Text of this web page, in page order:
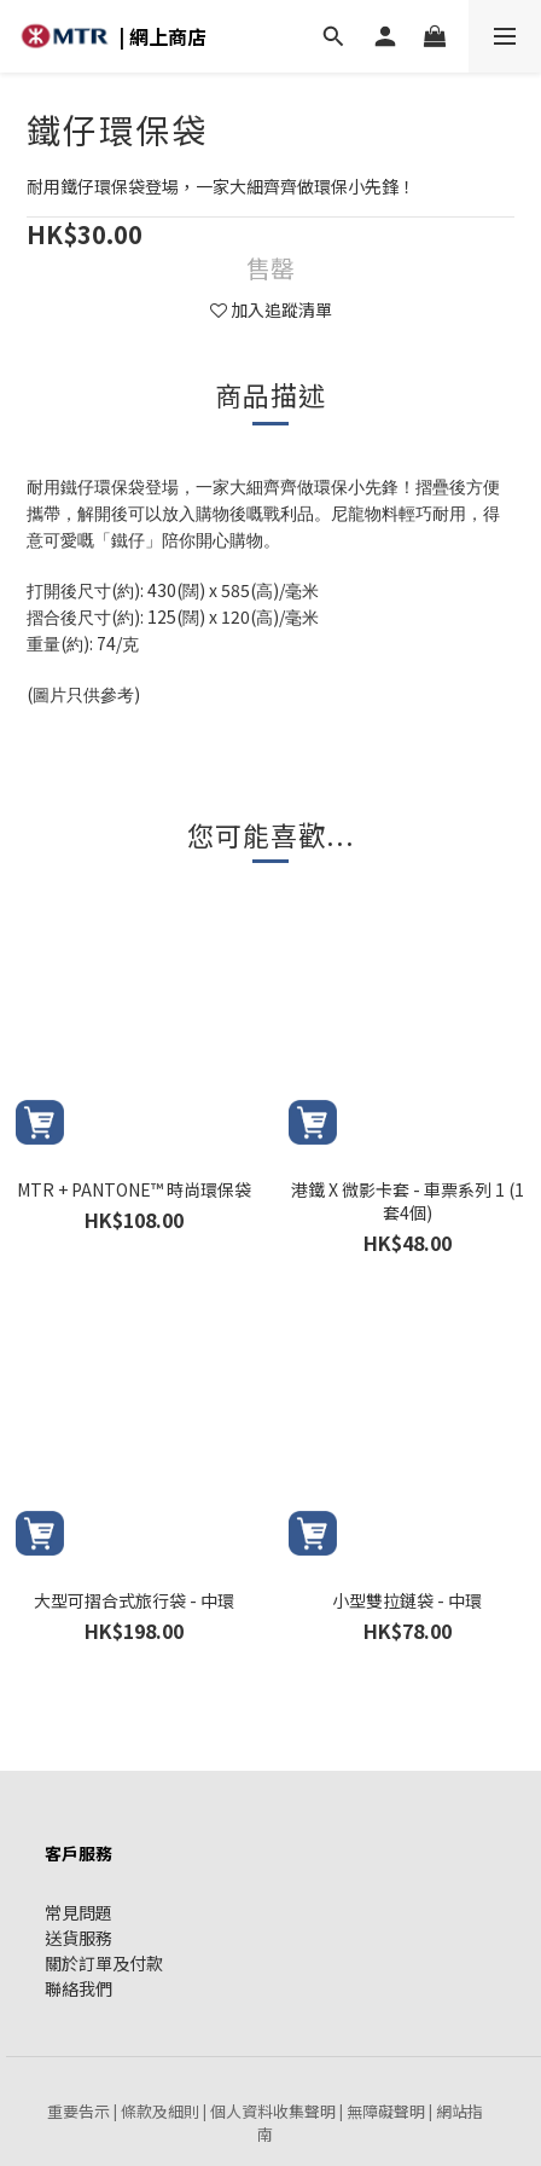
| 網上商店
鐵仔環保袋
耐用鐵仔環保袋登場，一家大細齊齊做環保小先鋒！
HK$30.00
售罄
加入追蹤清單
商品描述
耐用鐵仔環保袋登場，一家大細齊齊做環保小先鋒！摺疊後方便
攜帶，解開後可以放入購物後嘅戰利品。尼龍物料輕巧耐用，得
意可愛嘅「鐵仔」陪你開心購物。
打開後尺寸(約): 430(闊 ) x 585(高)/毫米
摺合後尺寸(約): 125(闊 ) x 120(高)/毫米
重量(約): 74/克
(圖片只供參考)
您可能喜歡...
MTR + PANTONE™ 時尚環保袋
HK$108.00
港鐵 X 微影卡套 - 車票系列 1 (1
套4個)
HK$48.00
大型可摺合式旅行袋 - 中環
HK$198.00
小型雙拉鏈袋 - 中環
HK$78.00
客戶服務
常見問題
送貨服務
關於訂單及付款
聯絡我們
重要告示| 條款及細則 | 個人資料收集聲明| 無障礙聲明| 網站指
南